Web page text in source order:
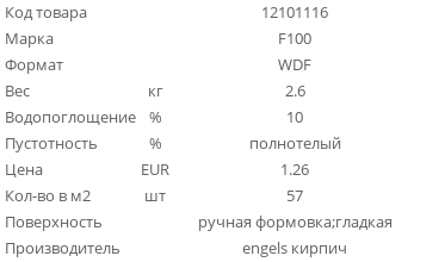
Код товара
12101116
Марка
F100
Формат
WDF
Вес
кг
2.6
Водопоглощение
%
10
Пустотность
%
полнотелый
Цена
EUR
1.26
Кол-во в м2
шт
57
Поверхность
ручная формовка;гладкая
Производитель
engels кирпич